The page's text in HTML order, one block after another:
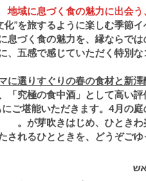
地域に息づく食の魅力に出会
”を旅するように楽しむ季節
息づく食の魅力を、縁ならで
、五感で感じていただく特別な
に選りすぐりの春の食材と新
「究極の食中酒」として高い
ご堪能いただきます。4月の
が芽吹きはじめ、ひときわ
されるひとときを、どうぞご